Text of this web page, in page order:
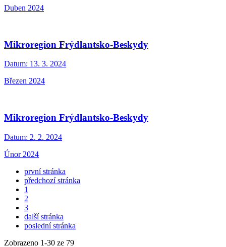
Duben 2024
Mikroregion Frýdlantsko-Beskydy
Datum: 13. 3. 2024
Březen 2024
Mikroregion Frýdlantsko-Beskydy
Datum: 2. 2. 2024
Únor 2024
první stránka
předchozí stránka
1
2
3
další stránka
poslední stránka
Zobrazeno 1-30 ze 79